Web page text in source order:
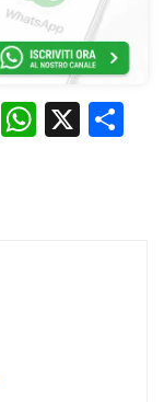
Pi W X